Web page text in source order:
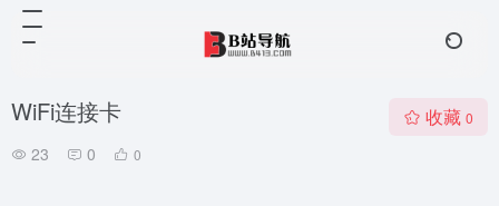
WiFi连接卡
23 0 0
收藏 0